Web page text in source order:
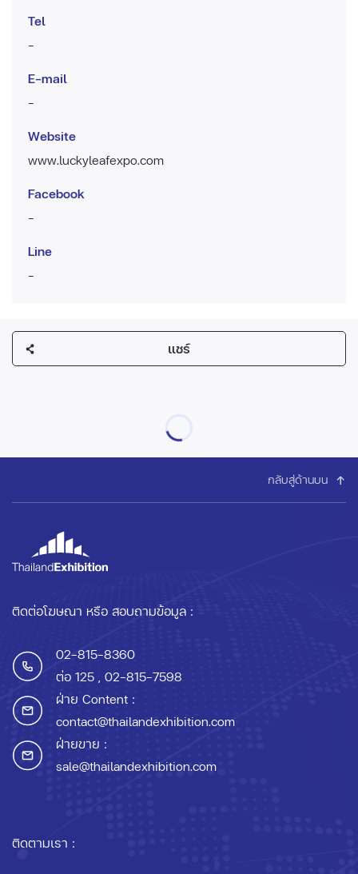
Tel
-
E-mail
-
Website
www.luckyleafexpo.com
Facebook
-
Line
-
แชร์
กลับสู่ด้านบน
ติดต่อโฆษณา หรือ สอบถามข้อมูล :
02-815-8360
ต่อ 125 , 02-815-7598
ฝ่าย Content :
contact@thailandexhibition.com
ฝ่ายขาย :
sale@thailandexhibition.com
ติดตามเรา :